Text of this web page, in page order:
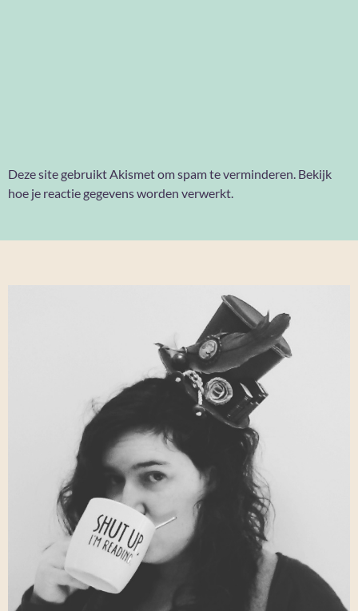
Deze site gebruikt Akismet om spam te verminderen. Bekijk
hoe je reactie gegevens worden verwerkt